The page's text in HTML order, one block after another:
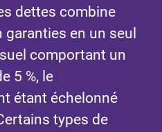
dettes combine
en un seul
comportant un
5 %, le
étant échelonné
types de